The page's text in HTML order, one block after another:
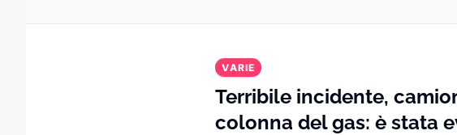
VARIE
Terribile incidente,
colonna del gas: è stata